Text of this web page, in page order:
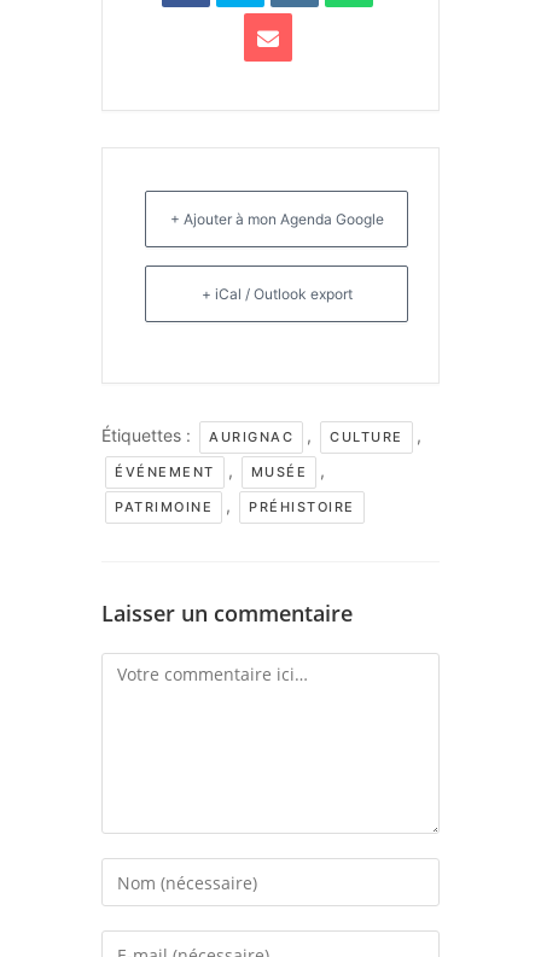
+ Ajouter à mon Agenda Google
+ iCal / Outlook export
Étiquettes : AURIGNAC , CULTURE ,
ÉVÉNEMENT , MUSÉE ,
PATRIMOINE , PRÉHISTOIRE
Laisser un commentaire
Comment
Enter
your
name
Enter